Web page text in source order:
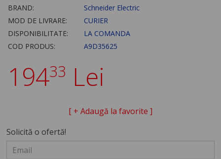
BRAND:
Schneider Electric
MOD DE LIVRARE:
CURIER
DISPONIBILITATE:
LA COMANDA
COD PRODUS:
A9D35625
19433 Lei
[ + Adaugă la favorite ]
Solicită o ofertă!